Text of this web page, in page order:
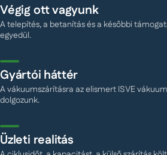
Végig ott vagyunk
A telepítés, a betanítás és a későbbi
egyedül.
Gyártói háttér
A vákuumszárításra az elismert ISVE
dolgozunk.
Üzleti realitás